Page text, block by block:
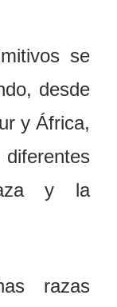
se
desde
y África,
y la
razas